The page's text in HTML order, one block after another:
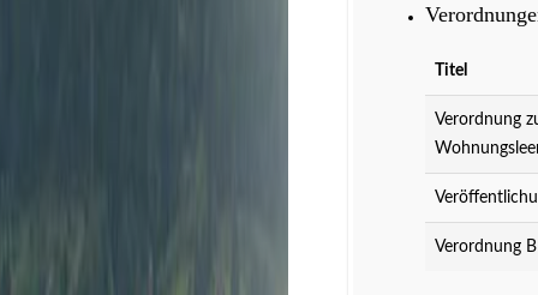
Titel
Verordnung
Verordnung